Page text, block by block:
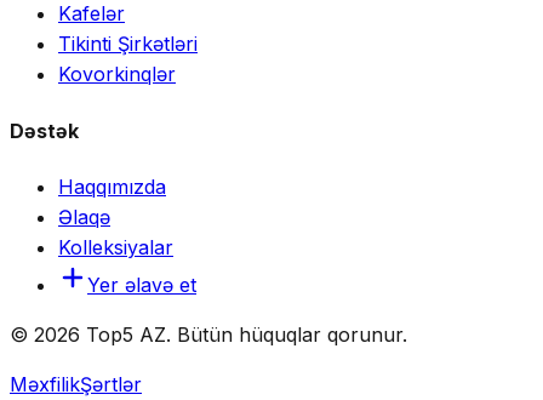
Kafelər
Tikinti Şirkətləri
Kovorkinqlər
Dəstək
Haqqımızda
Əlaqə
Kolleksiyalar
Yer əlavə et
© 2026 Top5 AZ. Bütün hüquqlar qorunur.
MəxfilikŞərtlər